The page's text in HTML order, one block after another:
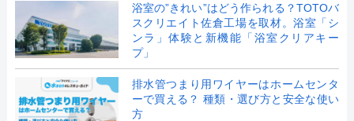
浴室の”きれい”はどう作られる？TOTOバ
スクリエイト佐倉工場を取材。浴室「シ
ンラ」体験と新機能「浴室クリアキー
プ」
排水管つまり用ワイヤーはホームセンタ
ーで買える？ 種類・選び方と安全な使い
方